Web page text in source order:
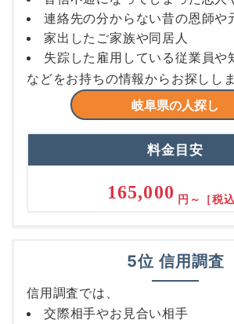
連絡先の分からない昔の恩師や
家出したご家族や同居人
失踪した雇用している従業員や
などをお持ちの情報からお探ししま
岐阜県の人探し
料金目安
165,000 円～［税込
5位 信用調査
信用調査では、
交際相手やお見合い相手